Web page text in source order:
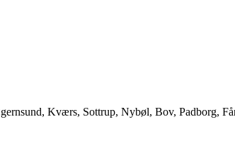
Kværs, Sottrup, Nybøl, Bov, Padborg,